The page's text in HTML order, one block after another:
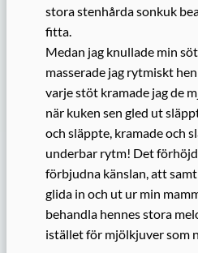
stora stenhårda sonkuk
fitta.
Medan jag knullade min
masserade jag rytmiskt
varje stöt kramade jag de
när kuken sen gled ut
och släppte, kramade och
underbar rytm! Det
förbjudna känslan, att
glida in och ut ur min
behandla hennes stora
istället för mjölkjuver som